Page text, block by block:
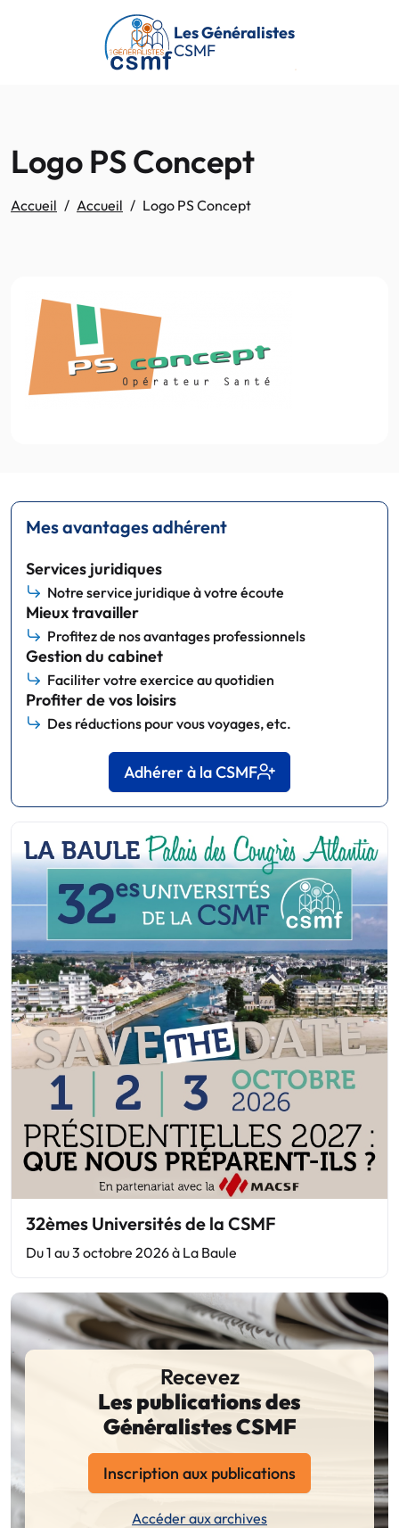
Passer au contenu principal
Les Généralistes
CSMF
Logo PS Concept
Accueil Accueil Logo PS Concept
Mes avantages adhérent
Services juridiques
Notre service juridique à votre écoute
Mieux travailler
Profitez de nos avantages professionnels
Gestion du cabinet
Faciliter votre exercice au quotidien
Profiter de vos loisirs
Des réductions pour vous voyages, etc.
Adhérer à la CSMF
32èmes Universités de la CSMF
Du 1 au 3 octobre 2026 à La Baule
Recevez
Les publications des
Généralistes CSMF
Inscription aux publications
Accéder aux archives